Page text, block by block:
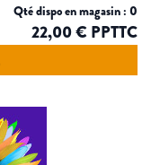
Qté dispo en magasin : 0
22,00 € PPTTC